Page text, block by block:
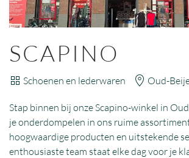
SCAPINO
Schoenen en lederwaren Oud-
Stap binnen bij onze Scapino-winkel in
je onderdompelen in ons ruime
hoogwaardige producten en uitstekende
enthousiaste team staat elke dag voor je